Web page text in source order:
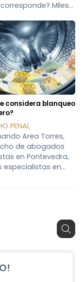
Miles
cada año por
de siniestros
los que no tienen
estos casos la ley
pero el
no siempre resulta
En este nuevo
considera blanqueo
PENAL
Area Torres,
de abogados
en Pontevedra,
especialistas en
encontrado con